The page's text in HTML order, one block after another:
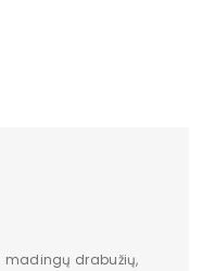
madingų drabužių,